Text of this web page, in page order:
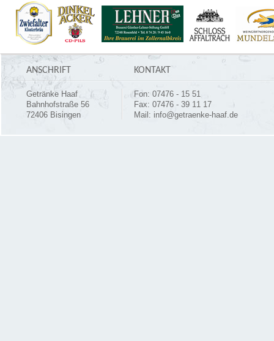
ANSCHRIFT KONTAKT
Getränke Haaf
Bahnhofstraße 56
72406 Bisingen
Fon: 07476 - 15 51
Fax: 07476 - 39 11 17
Mail: info@getraenke-haaf.de